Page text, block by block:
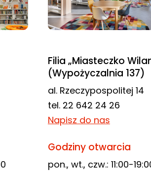
Filia „Miasteczko
(Wypożyczalnia 137)
al. Rzeczypospolitej 14
tel. 22 642 24 26
Napisz do nas
Godziny otwarcia
pon., wt., czw.: 11:00-